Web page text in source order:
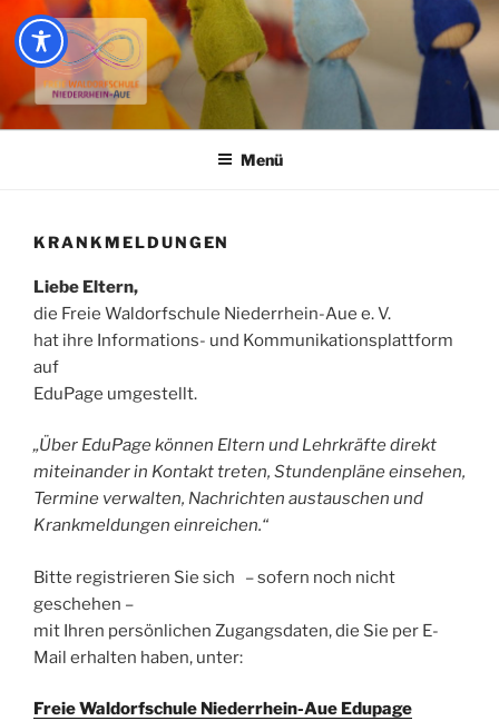
Zum
Inhalt
springen
FREIE WALDORFSCHULE
NIEDERRHEIN AUE
Menü
KRANKMELDUNGEN
Liebe Eltern,
die Freie Waldorfschule Niederrhein-Aue e. V.
hat ihre Informations- und Kommunikationsplattform
auf
EduPage umgestellt.
„Über EduPage können Eltern und Lehrkräfte direkt
miteinander in Kontakt treten, Stundenpläne einsehen,
Termine verwalten, Nachrichten austauschen und
Krankmeldungen einreichen.“
Bitte registrieren Sie sich – sofern noch nicht
geschehen –
mit Ihren persönlichen Zugangsdaten, die Sie per E-
Mail erhalten haben, unter:
Freie Waldorfschule Niederrhein-Aue Edupage